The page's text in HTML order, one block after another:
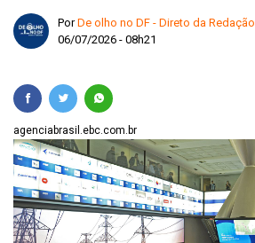
PorDe olho no DF - Direto da Redação
06/07/2026 - 08h21
agenciabrasil.ebc.com.br